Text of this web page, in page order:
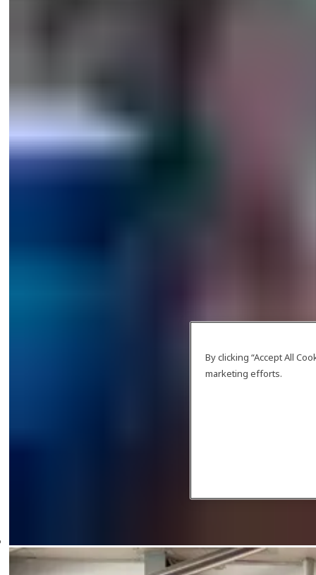
By clicking “Accept All
marketing efforts.